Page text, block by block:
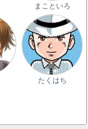
まこといろ
たくはち